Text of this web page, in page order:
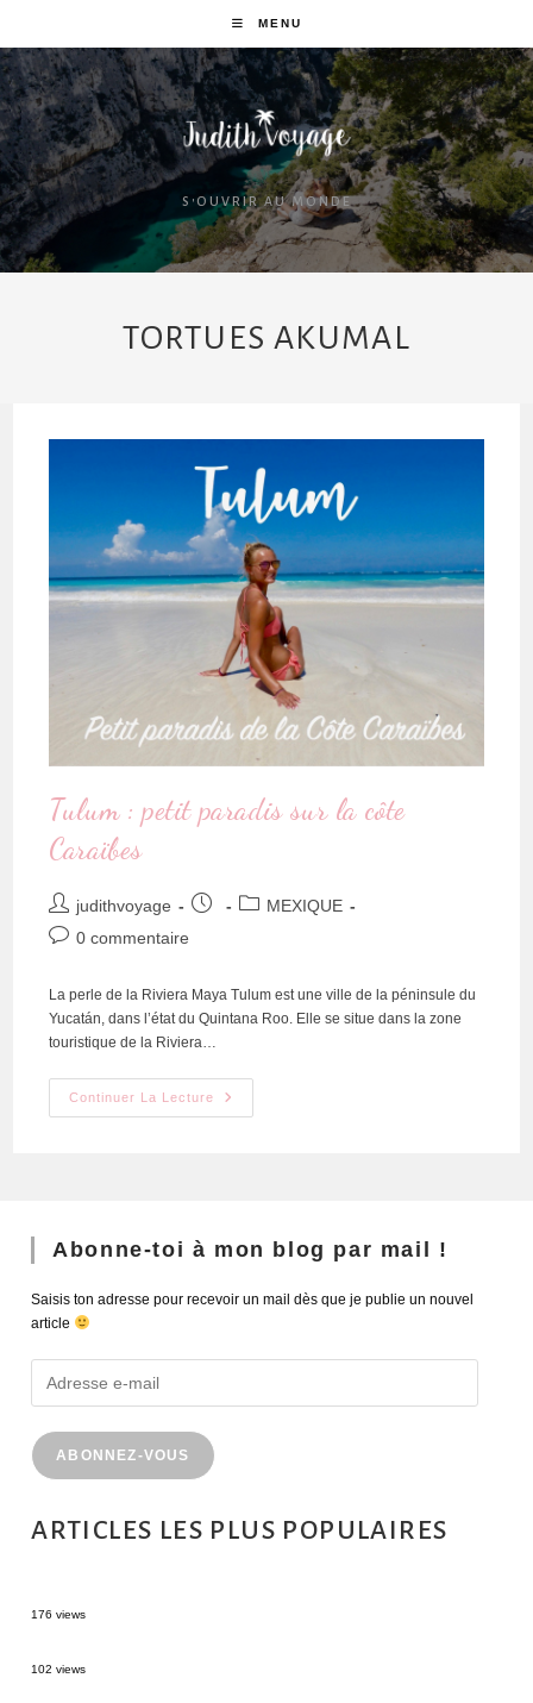
MENU
S'OUVRIR AU MONDE
TORTUES AKUMAL
Tulum : petit paradis sur la côte
Caraïbes
judithvoyage
MEXIQUE
0 commentaire
La perle de la Riviera Maya Tulum est une ville de la péninsule du
Yucatán, dans l’état du Quintana Roo. Elle se situe dans la zone
touristique de la Riviera…
Continuer La Lecture
Abonne-toi à mon blog par mail !
Saisis ton adresse pour recevoir un mail dès que je publie un nouvel
article
ABONNEZ-VOUS
ARTICLES LES PLUS POPULAIRES
176 views
102 views